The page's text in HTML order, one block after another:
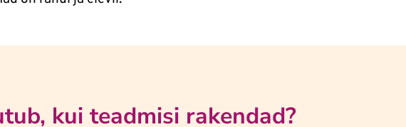
kui teadmisi rakendad?